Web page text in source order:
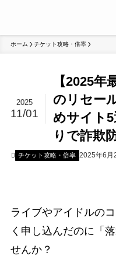
ホーム チケット攻略・倍率
【2025
のリセー
めサイト
りで詐欺
2025
11/01
チケット攻略・倍率 2025年6月
ライブやアイドルの
く申し込んだのに「
せんか？